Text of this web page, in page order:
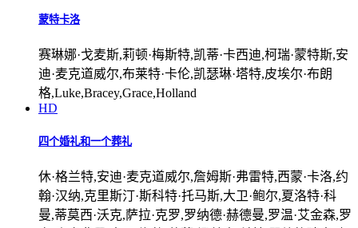
蒙特卡洛
赛琳娜·戈麦斯,莉顿·梅斯特,凯蒂·卡西迪,柯瑞·蒙特斯,安
迪·麦克道威尔,布莱特·卡伦,凯瑟琳·塔特,皮埃尔·布朗
格,Luke,Bracey,Grace,Holland
HD
四个婚礼和一个葬礼
休·格兰特,安迪·麦克道威尔,詹姆斯·弗雷特,西蒙·卡洛,约
翰·汉纳,克里斯汀·斯科特·托马斯,大卫·鲍尔,夏洛特·科
曼,蒂莫西·沃克,萨拉·克罗,罗纳德·赫德曼,罗温·艾金森,罗